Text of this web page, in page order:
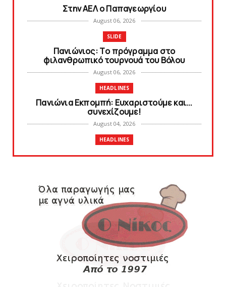
Στην AEΛ ο Παπαγεωργίου
August 06, 2026
SLIDE
Πανιώνιoς: Tο πρόγραμμα στο
φιλανθρωπικό τουρνουά του Bόλου
August 06, 2026
HEADLINES
Πανιώνια Εκπομπή: Eυχαριστούμε και...
συνεχίζουμε!
August 04, 2026
HEADLINES
Θλίψη για τον χαμό του Γιώργου
SLIDE
Ξεκινά η ελεύθερη διάθεση των εισιτηρίων
διαρκείας του βόλεϊ...
August 04, 2026
HEADLINES
Kυανέρυθρη και επίσημα η Πάτερου
August 04, 2026